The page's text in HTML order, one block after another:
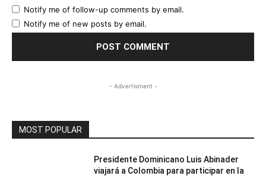
Notify me of follow-up comments by email.
Notify me of new posts by email.
- Advertisment -
MOST POPULAR
Presidente Dominicano Luis Abinader
viajará a Colombia para participar en la